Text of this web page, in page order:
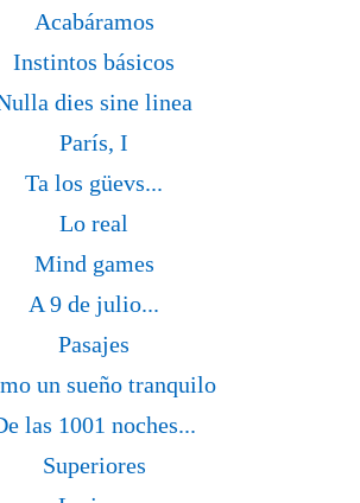
Acabáramos
Instintos básicos
dies sine linea
París, I
Ta los güevs...
Lo real
Mind games
A 9 de julio...
Pasajes
un sueño tranquilo
las 1001 noches...
Superiores